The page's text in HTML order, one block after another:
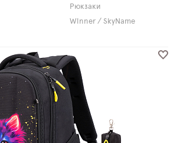
Рюкзаки
Winner / SkyName